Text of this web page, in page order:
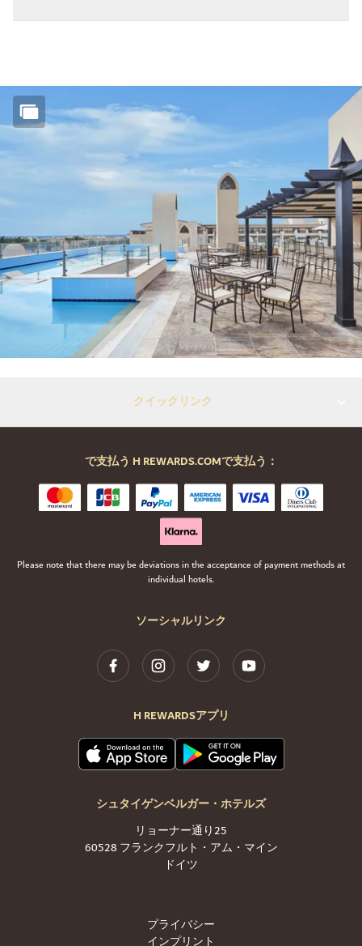
クイックリンク
ソーシャルリンク
H REWARDSアプリ
シュタイゲンベルガー・ホテルズ
リョーナー通り25
60528 フランクフルト・アム・マイン
ドイツ
で支払う H REWARDS.COMで支払う：
Please note that there may be deviations in the acceptance of payment methods at
individual hotels.
プライバシー
インプリント